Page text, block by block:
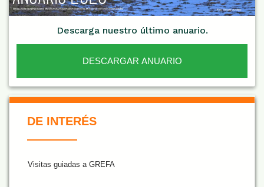
Descarga nuestro último anuario.
DESCARGAR ANUARIO
De Interés NARANJA
DE INTERÉS
Visitas guiadas a GREFA